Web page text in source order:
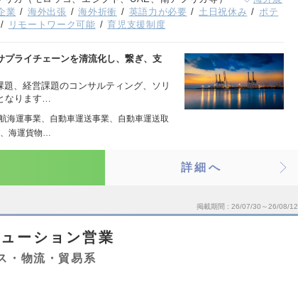
業 海外出張 海外折衝 英語力が必要 土日祝休み
ポテ
リモートワーク可能 育児支援制度
ライチェーンを清流化し、繋ぎ、支
、経営課題のコンサルティング、ソリ
なります…
海運事業、自動車運送事業、自動車運送取
海運貨物…
詳細へ
掲載期間 26/07/30～26/08/12
ーション営業
・物流・貿易系